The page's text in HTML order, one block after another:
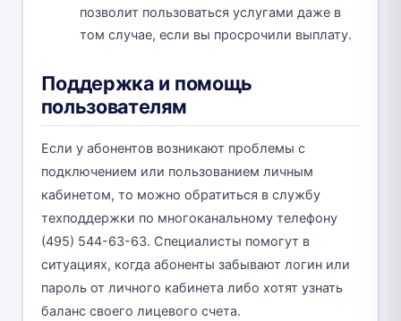
позволит пользоваться услугами даже в
том случае, если вы просрочили выплату.
Поддержка и помощь
пользователям
Если у абонентов возникают проблемы с
подключением или пользованием личным
кабинетом, то можно обратиться в службу
техподдержки по многоканальному телефону
(495) 544-63-63. Специалисты помогут в
ситуациях, когда абоненты забывают логин или
пароль от личного кабинета либо хотят узнать
баланс своего лицевого счета.